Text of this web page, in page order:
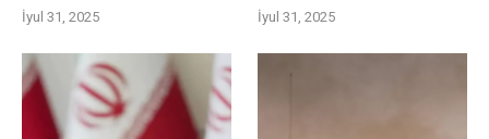
İyul 31, 2025 İyul 31, 2025